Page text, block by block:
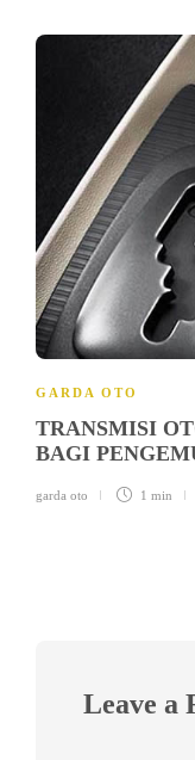
GARDA OTO
TRANSMISI
BAGI
garda oto 1 min
Leave a